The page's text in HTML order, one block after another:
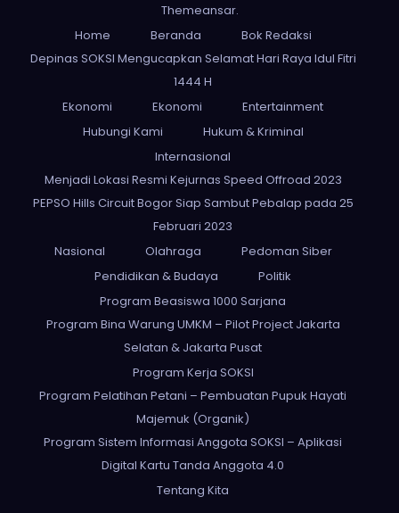
Themeansar.
Home
Beranda
Bok Redaksi
Depinas SOKSI Mengucapkan Selamat Hari Raya Idul Fitri
1444 H
Ekonomi
Ekonomi
Entertainment
Hubungi Kami
Hukum & Kriminal
Internasional
Menjadi Lokasi Resmi Kejurnas Speed Offroad 2023
PEPSO Hills Circuit Bogor Siap Sambut Pebalap pada 25
Februari 2023
Nasional
Olahraga
Pedoman Siber
Pendidikan & Budaya
Politik
Program Beasiswa 1000 Sarjana
Program Bina Warung UMKM – Pilot Project Jakarta
Selatan & Jakarta Pusat
Program Kerja SOKSI
Program Pelatihan Petani – Pembuatan Pupuk Hayati
Majemuk (Organik)
Program Sistem Informasi Anggota SOKSI – Aplikasi
Digital Kartu Tanda Anggota 4.0
Tentang Kita